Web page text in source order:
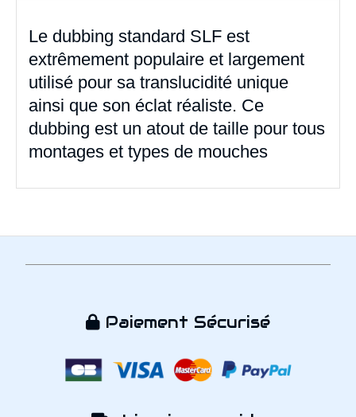
Le dubbing standard SLF est
extrêmement populaire et largement
utilisé pour sa translucidité unique
ainsi que son éclat réaliste. Ce
dubbing est un atout de taille pour tous
montages et types de mouches
 Paiement Sécurisé